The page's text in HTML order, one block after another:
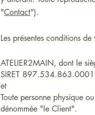
"Contact").
Les présentes conditions
ATELIER2MAIN, dont le
SIRET
et
Toute personne physique
dénommée "le Client".